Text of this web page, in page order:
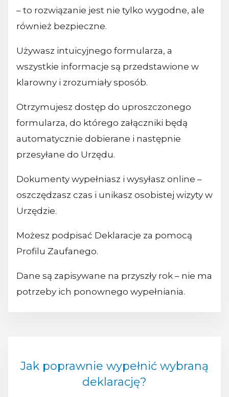
– to rozwiązanie jest nie tylko wygodne, ale
również bezpieczne.
Używasz intuicyjnego formularza, a
wszystkie informacje są przedstawione w
klarowny i zrozumiały sposób.
Otrzymujesz dostęp do uproszczonego
formularza, do którego załączniki będą
automatycznie dobierane i następnie
przesyłane do Urzędu.
Dokumenty wypełniasz i wysyłasz online –
oszczędzasz czas i unikasz osobistej wizyty w
Urzędzie.
Możesz podpisać Deklaracje za pomocą
Profilu Zaufanego.
Dane są zapisywane na przyszły rok – nie ma
potrzeby ich ponownego wypełniania.
Jak poprawnie wypełnić wybraną
deklarację?